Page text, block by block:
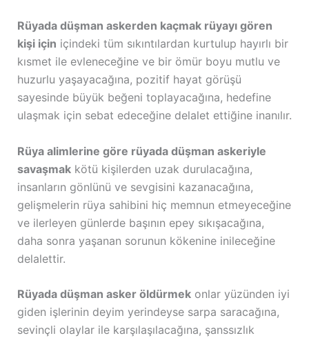
Rüyada düşman askerden kaçmak rüyayı gören
kişi için içindeki tüm sıkıntılardan kurtulup hayırlı bir
kısmet ile evleneceğine ve bir ömür boyu mutlu ve
huzurlu yaşayacağına, pozitif hayat görüşü
sayesinde büyük beğeni toplayacağına, hedefine
ulaşmak için sebat edeceğine delalet ettiğine inanılır.
Rüya alimlerine göre rüyada düşman askeriyle
savaşmakkötü kişilerden uzak durulacağına,
insanların gönlünü ve sevgisini kazanacağına,
gelişmelerin rüya sahibini hiç memnun etmeyeceğine
ve ilerleyen günlerde başının epey sıkışacağına,
daha sonra yaşanan sorunun kökenine inileceğine
delalettir.
Rüyada düşman asker öldürmekonlar yüzünden iyi
giden işlerinin deyim yerindeyse sarpa saracağına,
sevinçli olaylar ile karşılaşılacağına, şanssızlık